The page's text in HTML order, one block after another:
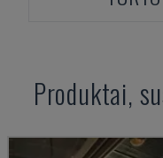
Produktai,